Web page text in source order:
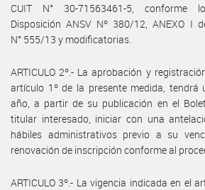
CUIT N° 30-71563461-5, conforme
Disposición ANSV Nº 380/12, ANEXO I
N° 555/13 y modificatorias.
ARTICULO 2º.- La aprobación y
artículo 1º de la presente medida, tendrá
año, a partir de su publicación en el
titular interesado, iniciar con una
hábiles administrativos previo a su
renovación de inscripción conforme al
ARTICULO 3º.- La vigencia indicada en el